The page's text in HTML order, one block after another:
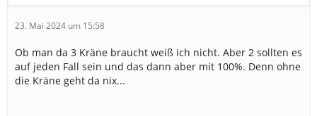
23. Mai 2024 um 15:58
Ob man da 3 Kräne braucht weiß ich nicht. Aber 2 sollten es
auf jeden Fall sein und das dann aber mit 100%. Denn ohne
die Kräne geht da nix...